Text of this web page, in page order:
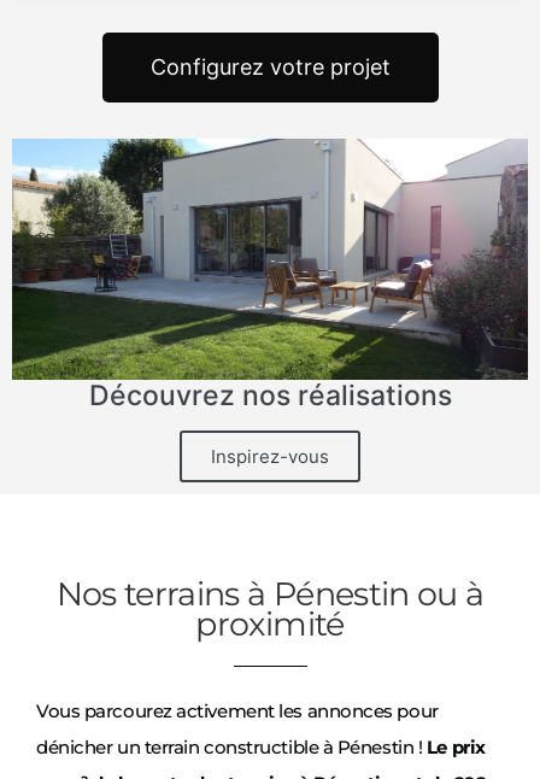
Configurez votre projet
Découvrez nos réalisations
Inspirez-vous
Nos terrains à Pénestin ou à
proximité
Vous parcourez activement les annonces pour
dénicher un terrain constructible à Pénestin ! Le prix